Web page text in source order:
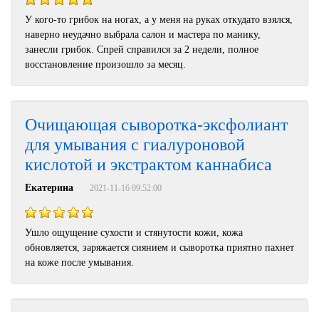
У кого-то грибок на ногах, а у меня на руках откудато взялся,
наверно неудачно выбрала салон и мастера по манику,
занесли грибок. Спрей справился за 2 недели, полное
восстановление произошло за месяц.
Очищающая сыворотка-эксфолиант
для умывания с гиалуроновой
кислотой и экстрактом каннабиса
Екатерина 2021-11-16 09:52:00
Ушло ощущение сухости и стянутости кожи, кожа
обновляется, заряжается сиянием и сыворотка приятно пахнет
на коже после умывания.